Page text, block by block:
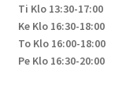
Ti Klo 13:30-17:00
Ke Klo 16:30-18:00
To Klo 16:00-18:00
Pe Klo 16:30-20:00